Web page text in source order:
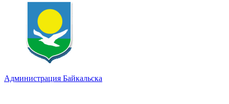
Администрация Байкальска